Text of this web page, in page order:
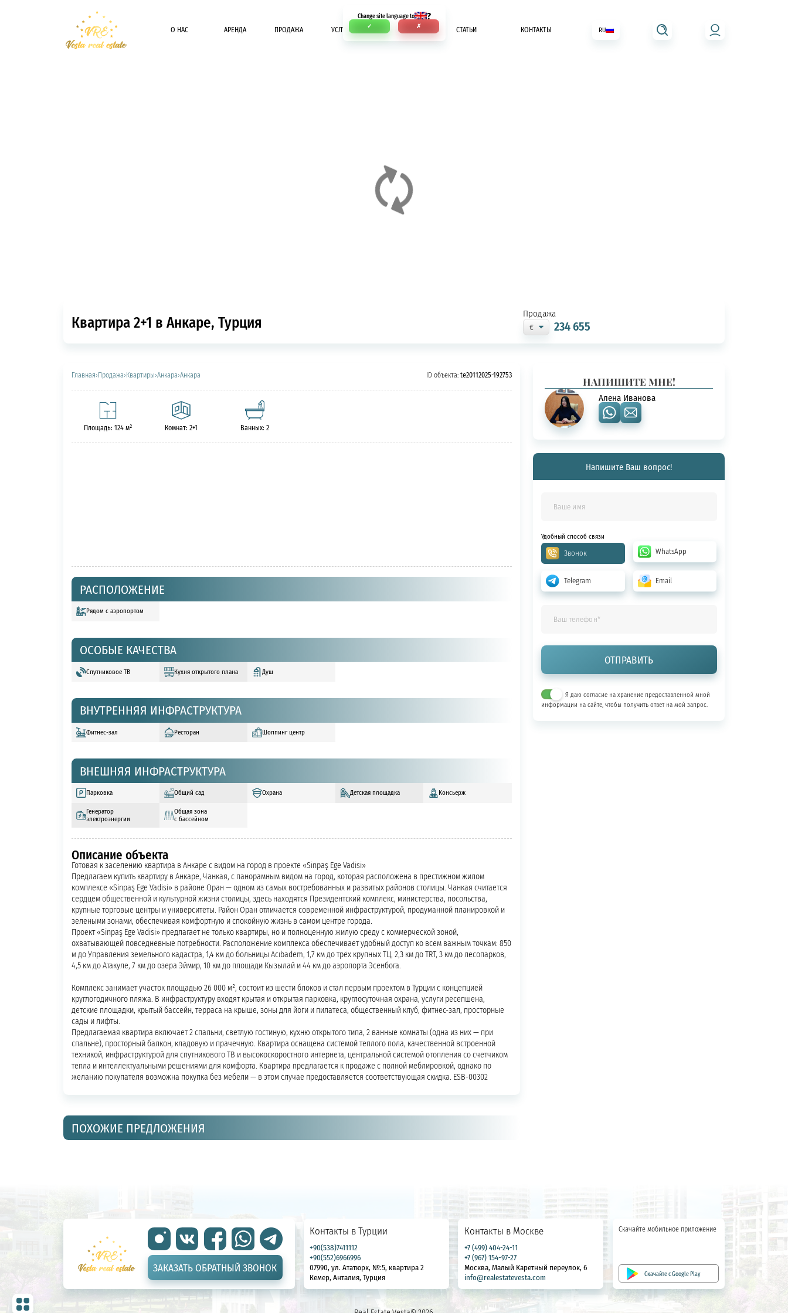
Change site language to ?
✓ ✗
О НАС АРЕНДА ПРОДАЖА УСЛУГИ ОПЛАТА СТАТЬИ КОНТАКТЫ RU
Квартира 2+1 в Анкаре, Турция Продажа
234 655
Главная›Продажа›Квартиры›Анкара›Анкара ID объекта:te20112025-192753
Площадь: 124 м² Комнат: 2+1 Ванных: 2
РАСПОЛОЖЕНИЕ
Рядом с аэропортом
ОСОБЫЕ КАЧЕСТВА
Спутниковое ТВ Кухня открытого плана Душ
ВНУТРЕННЯЯ ИНФРАСТРУКТУРА
Фитнес-зал Ресторан Шоппинг центр
ВНЕШНЯЯ ИНФРАСТРУКТУРА
Парковка Общий сад Охрана Детская площадка
Консьерж
Генератор
электроэнергии
Общая зона
с бассейном
Описание объекта
Готовая к заселению квартира в Анкаре с видом на город в проекте «Sinpaş Ege Vadisi»
Предлагаем купить квартиру в Анкаре, Чанкая, с панорамным видом на город, которая расположена в престижном жилом
комплексе «Sinpaş Ege Vadisi» в районе Оран — одном из самых востребованных и развитых районов столицы. Чанкая считается
сердцем общественной и культурной жизни столицы, здесь находятся Президентский комплекс, министерства, посольства,
крупные торговые центры и университеты. Район Оран отличается современной инфраструктурой, продуманной планировкой и
зелеными зонами, обеспечивая комфортную и спокойную жизнь в самом центре города.
Проект «Sinpaş Ege Vadisi» предлагает не только квартиры, но и полноценную жилую среду с коммерческой зоной,
охватывающей повседневные потребности. Расположение комплекса обеспечивает удобный доступ ко всем важным точкам: 850
м до Управления земельного кадастра, 1,4 км до больницы Acıbadem, 1,7 км до трёх крупных ТЦ, 2,3 км до TRT, 3 км до лесопарков,
4,5 км до Атакуле, 7 км до озера Эймир, 10 км до площади Кызылай и 44 км до аэропорта Эсенбога.
Комплекс занимает участок площадью 26 000 м², состоит из шести блоков и стал первым проектом в Турции с концепцией
круглогодичного пляжа. В инфраструктуру входят крытая и открытая парковка, круглосуточная охрана, услуги ресепшена,
детские площадки, крытый бассейн, терраса на крыше, зоны для йоги и пилатеса, общественный клуб, фитнес-зал, просторные
сады и лифты.
Предлагаемая квартира включает 2 спальни, светлую гостиную, кухню открытого типа, 2 ванные комнаты (одна из них — при
спальне), просторный балкон, кладовую и прачечную. Квартира оснащена системой теплого пола, качественной встроенной
техникой, инфраструктурой для спутникового ТВ и высокоскоростного интернета, центральной системой отопления со счетчиком
тепла и интеллектуальными решениями для комфорта. Квартира предлагается к продаже с полной меблировкой, однако по
желанию покупателя возможна покупка без мебели — в этом случае предоставляется соответствующая скидка. ESB-00302
ПОХОЖИЕ ПРЕДЛОЖЕНИЯ
НАПИШИТЕ МНЕ!
Алена Иванова
Напишите Ваш вопрос!
Удобный способ связи
Звонок WhatsApp
Telegram Email
Я даю согласие на хранение предоставленной мной
информации на сайте, чтобы получить ответ на мой запрос.
ЗАКАЗАТЬ ОБРАТНЫЙ ЗВОНОК
Контакты в Турции
+90(538)7411112
+90(552)6966996
07990, ул. Ататюрк, №:5, квартира 2
Кемер, Анталия, Турция
Контакты в Москве
+7 (499) 404-24-11
+7 (967) 154-97-27
Москва, Малый Каретный переулок, 6
info@realestatevesta.com
Скачайте мобильное приложение
Скачайте с Google Play